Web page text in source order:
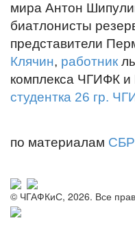
мира Антон
биатлонисты
представители
Клячин, работник
комплекса ЧГИФК
студентка 26 гр.
по материалам СБР
© ЧГАФКиС, 2026. Все